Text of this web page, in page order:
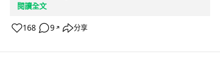
閱讀全文
168 9 ↗ 分享